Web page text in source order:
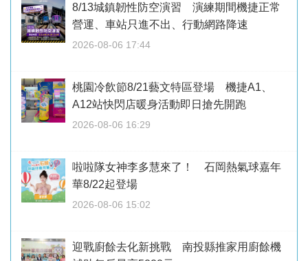
8/13城鎮韌性防空演習 演練期間機捷正常
營運、車站只進不出、行動網路降速
2026-08-06 17:44
桃園冷飲節8/21藝文特區登場 機捷A1、
A12站快閃店暖身活動即日搶先開跑
2026-08-06 16:29
啦啦隊女神李多慧來了！ 石岡熱氣球嘉年
華8/22起登場
2026-08-06 15:02
迎戰廚餘去化新挑戰 南投縣推家用廚餘機